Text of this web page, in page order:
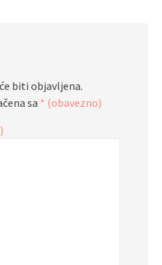
biti objavljena.
sa * (obavezno)